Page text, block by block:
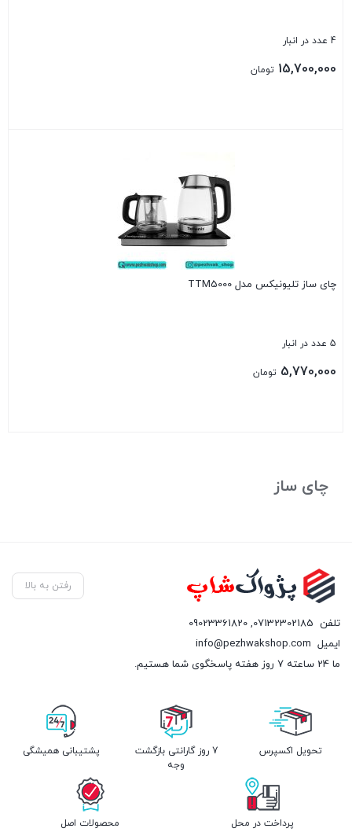
4 عدد در انبار
15,700,000 تومان
چای ساز تلیونیکس مدل TTM5000
5 عدد در انبار
5,770,000 تومان
چای ساز
رفتن به بالا
تلفن 07132302185
,
09023361820
ایمیل info@pezhwakshop.com
ما 24 ساعته 7 روز هفته پاسخگوی شما هستیم.
تحویل اکسپرس
7 روز گارانتی بازگشت
وجه
پشتیبانی همیشگی
پرداخت در محل محصولات اصل